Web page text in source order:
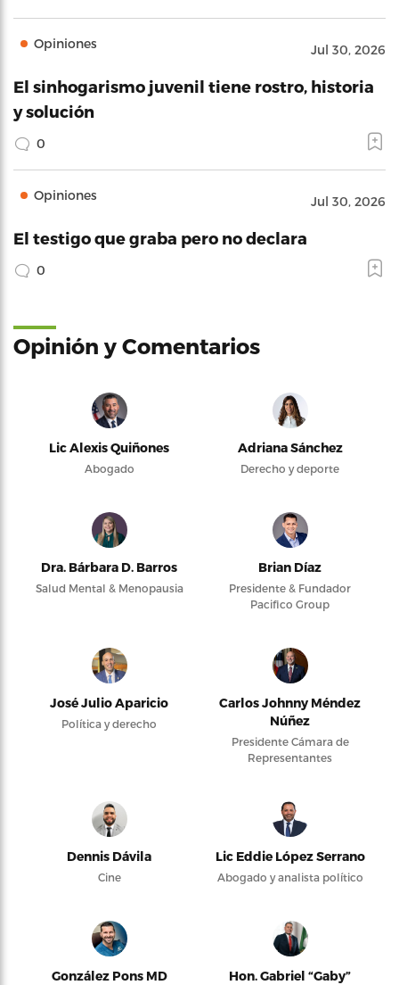
Opiniones Jul 30, 2026
El sinhogarismo juvenil tiene rostro, historia
y solución
0
Opiniones Jul 30, 2026
El testigo que graba pero no declara
0
Opinión y Comentarios
Lic Alexis Quiñones
Abogado
Adriana Sánchez
Derecho y deporte
Dra. Bárbara D. Barros
Salud Mental & Menopausia
Brian Díaz
Presidente & Fundador
Pacifico Group
José Julio Aparicio
Política y derecho
Carlos Johnny Méndez
Núñez
Presidente Cámara de
Representantes
Dennis Dávila
Cine
Lic Eddie López Serrano
Abogado y analista político
González Pons MD
Hon. Gabriel “Gaby”